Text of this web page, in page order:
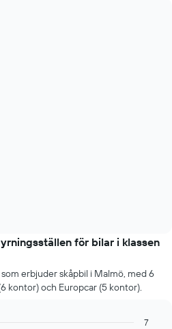
för bilar i klassen
erbjuder skåpbil i Malmö, med 6
kontor) och Europcar (5 kontor).
7